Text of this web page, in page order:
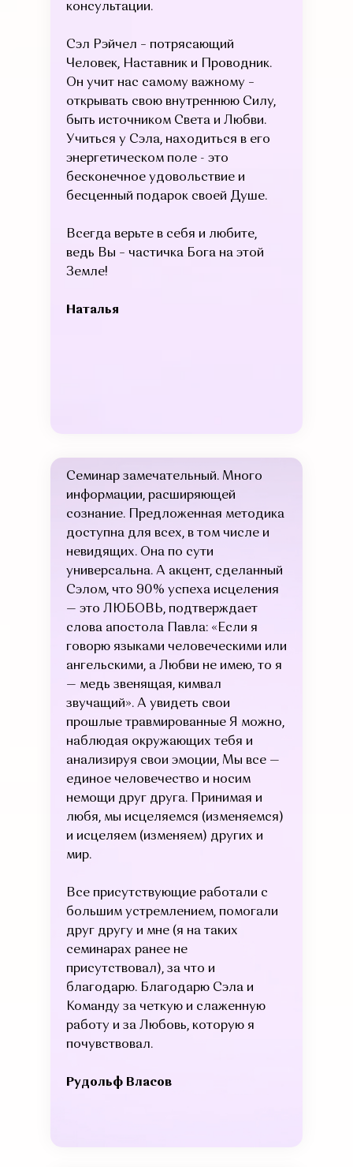
консультации.
Сэл Рэйчел – потрясающий
Человек, Наставник и Проводник.
Он учит нас самому важному –
открывать свою внутреннюю Силу,
быть источником Света и Любви.
Учиться у Сэла, находиться в его
энергетическом поле - это
бесконечное удовольствие и
бесценный подарок своей Душе.
Всегда верьте в себя и любите,
ведь Вы – частичка Бога на этой
Земле!
Наталья
Семинар замечательный. Много
информации, расширяющей
сознание. Предложенная методика
доступна для всех, в том числе и
невидящих. Она по сути
универсальна. А акцент, сделанный
Сэлом, что 90% успеха исцеления
— это ЛЮБОВЬ, подтверждает
слова апостола Павла: «Если я
говорю языками человеческими или
ангельскими, а Любви не имею, то я
— медь звенящая, кимвал
звучащий». А увидеть свои
прошлые травмированные Я можно,
наблюдая окружающих тебя и
анализируя свои эмоции, Мы все —
единое человечество и носим
немощи друг друга. Принимая и
любя, мы исцеляемся (изменяемся)
и исцеляем (изменяем) других и
мир.
Все присутствующие работали с
большим устремлением, помогали
друг другу и мне (я на таких
семинарах ранее не
присутствовал), за что и
благодарю. Благодарю Сэла и
Команду за четкую и слаженную
работу и за Любовь, которую я
почувствовал.
Рудольф Власов